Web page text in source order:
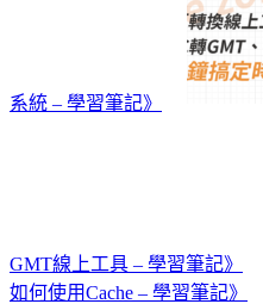
系統 – 學習筆記》
GMT線上工具 – 學習筆記》
如何使用Cache – 學習筆記》